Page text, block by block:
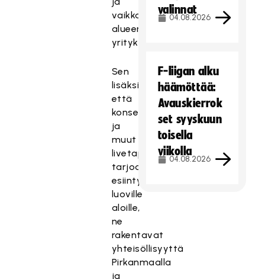
vaikkapa
alueen
yrityksille.
Sen
lisäksi
että
konsertit
ja
muut
livetapahtumat
tarjoavat
esiintymismahdollisuuksia
luoville
aloille,
ne
rakentavat
yhteisöllisyyttä
Pirkanmaalla
ja
valinnat
04.08.2026
F-liigan alku
häämöttää:
Avauskierrok
set syyskuun
toisella
viikolla
04.08.2026